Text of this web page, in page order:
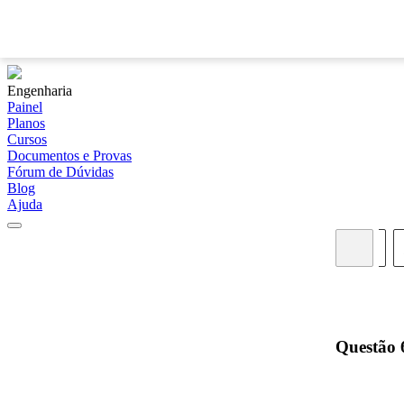
Engenharia
Painel
Planos
Cursos
Documentos e Provas
Fórum de Dúvidas
Blog
Ajuda
Questão